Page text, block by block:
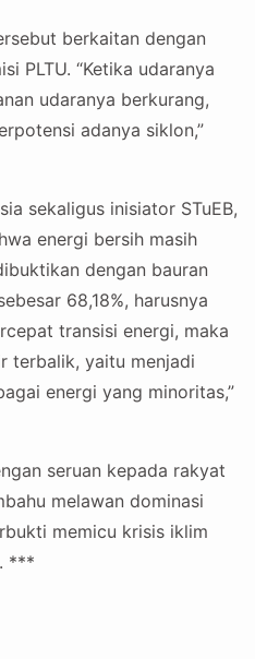
berkaitan dengan
PLTU. “Ketika udaranya
udaranya berkurang,
adanya siklon,”
sekaligus inisiator STuEB,
energi bersih masih
dengan bauran
68,18%, harusnya
transisi energi, maka
terbalik, yaitu menjadi
energi yang minoritas,”
seruan kepada rakyat
melawan dominasi
memicu krisis iklim
***